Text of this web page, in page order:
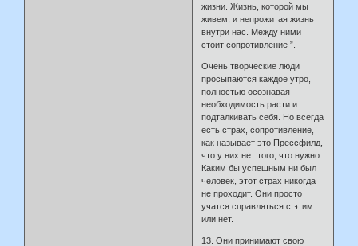
жизни. Жизнь, которой мы
живем, и непрожитая жизнь
внутри нас. Между ними
стоит сопротивление ”.
Очень творческие люди
просыпаются каждое утро,
полностью осознавая
необходимость расти и
подталкивать себя. Но всегда
есть страх, сопротивление,
как называет это Прессфилд,
что у них нет того, что нужно.
Каким бы успешным ни был
человек, этот страх никогда
не проходит. Они просто
учатся справляться с этим
или нет.
13. Они принимают свою